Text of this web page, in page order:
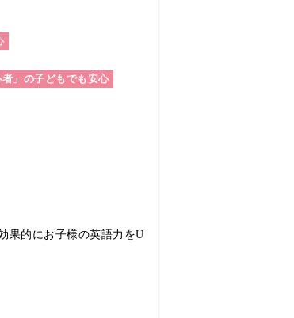
」の子どもでも安心
果的にお子様の英語力をU